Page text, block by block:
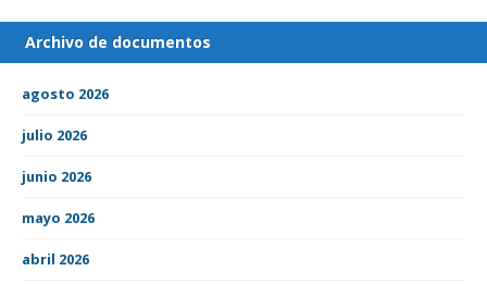
Archivo de documentos
agosto 2026
julio 2026
junio 2026
mayo 2026
abril 2026